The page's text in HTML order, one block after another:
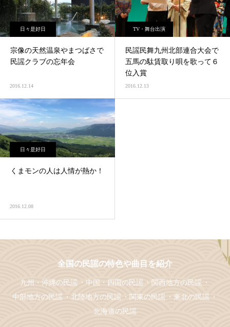
日々是好日
宗像の天然温泉やまつばさで
民謡クラブの忘年会
2016.12.14
TV・舞台出演
民謡民舞九州北部連合大会で
五馬の駄賃取り唄を歌って６
位入賞
2016.12.13
日々是好日
くまモンの人は人情が熱か！
2016.12.08
全国の民謡の特色や曲目を紹介
九州・沖縄の民謡 中国・四国の民謡
関西地方の民謡
中部地方の民謡
北陸地方の民謡 関東の民謡
東北の民謡
北海道の民謡